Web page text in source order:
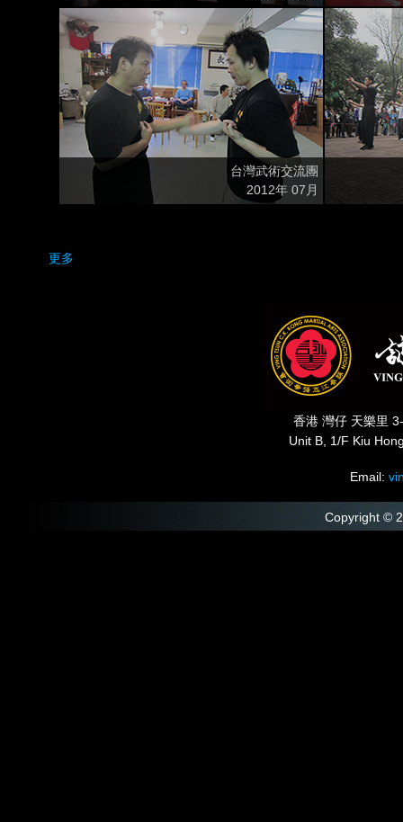
台灣武術交流團
2012年 07月
更多
香港 灣仔 天樂里
Unit B, 1/F Kiu
Email:
Copyright ©